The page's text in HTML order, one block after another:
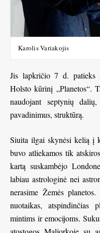
Karolis Variakojis
Jis lapkričio 7 d. patieks
Holsto kūrinį „Planetos“.
naudojant septynių
pavadinimus, struktūrą.
Siuita ilgai skynėsi kelią į
buvo atliekamos tik
kartą suskambėjo
labiau astrologinė nei
nerasime Žemės
nuotaikas, atspindinčias
mintims ir emocijoms.